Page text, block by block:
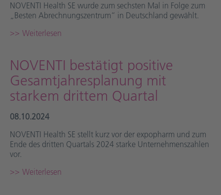
NOVENTI Health SE wurde zum sechsten Mal in Folge zum
„Besten Abrechnungszentrum“ in Deutschland gewählt.
Weiterlesen
NOVENTI bestätigt positive
Gesamtjahresplanung mit
starkem drittem Quartal
08.10.2024
NOVENTI Health SE stellt kurz vor der expopharm und zum
Ende des dritten Quartals 2024 starke Unternehmenszahlen
vor.
Weiterlesen